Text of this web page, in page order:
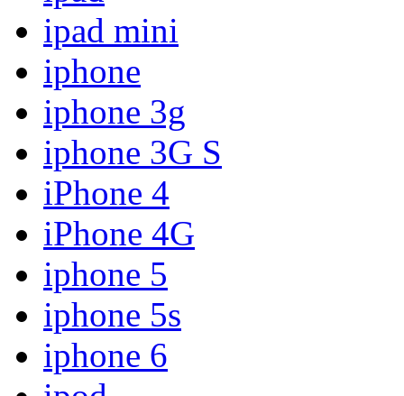
ipad mini
iphone
iphone 3g
iphone 3G S
iPhone 4
iPhone 4G
iphone 5
iphone 5s
iphone 6